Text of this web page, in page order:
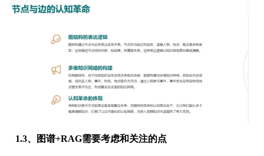
1.3、图谱+RAG需要考虑和关注的点